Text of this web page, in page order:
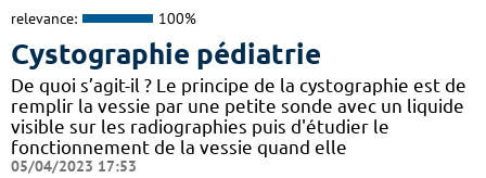
relevance: 100%
Cystographie pédiatrie
De quoi s’agit-il ? Le principe de la cystographie est de
remplir la vessie par une petite sonde avec un liquide
visible sur les radiographies puis d'étudier le
fonctionnement de la vessie quand elle
05/04/2023 17:53